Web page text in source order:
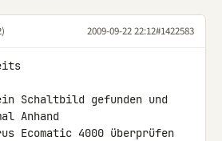
2009-09-22 22:12#1422583
Schaltbild gefunden und
Anhand
Ecomatic 4000 überprüfen